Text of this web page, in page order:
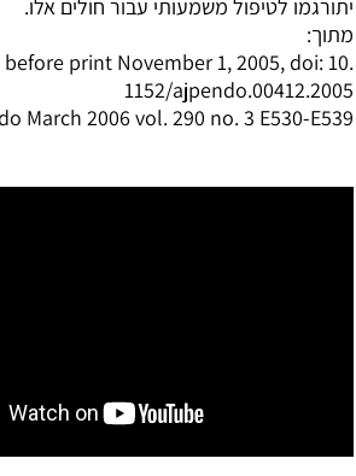
יתורגמו לטיפול משמעותי עבור חולים אלו.
מתוך:
print November 1, 2005, doi: 10.​
1152/​ajpendo.​00412.​2005
March 2006 vol. 290 no. 3 E530-E539